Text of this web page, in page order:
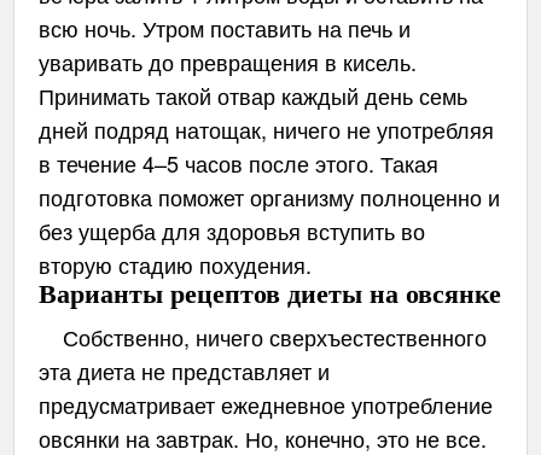
всю ночь. Утром поставить на печь и
уваривать до превращения в кисель.
Принимать такой отвар каждый день семь
дней подряд натощак, ничего не употребляя
в течение 4–5 часов после этого. Такая
подготовка поможет организму полноценно и
без ущерба для здоровья вступить во
вторую стадию похудения.
Варианты рецептов диеты на овсянке
Собственно, ничего сверхъестественного
эта диета не представляет и
предусматривает ежедневное употребление
овсянки на завтрак. Но, конечно, это не все.